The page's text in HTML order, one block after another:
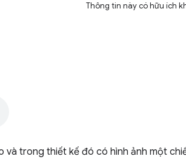
Thông tin này có hữu ích
và trong thiết kế đó có hình ảnh một